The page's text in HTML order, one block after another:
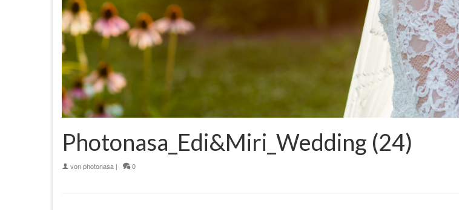
Photonasa_Edi&Miri_Wedding (24)
vonphotonasa | 0